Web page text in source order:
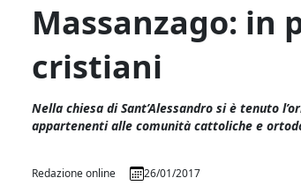
Massanzago: in
cristiani
Nella chiesa di Sant’Alessandro si è tenuto
appartenenti alle comunità cattoliche e
Redazione online 26/01/2017